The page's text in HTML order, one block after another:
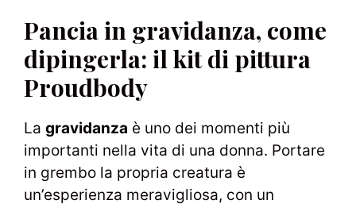
Pancia in gravidanza, come
dipingerla: il kit di pittura
Proudbody
La gravidanza è uno dei momenti più
importanti nella vita di una donna. Portare
in grembo la propria creatura è
un’esperienza meravigliosa, con un